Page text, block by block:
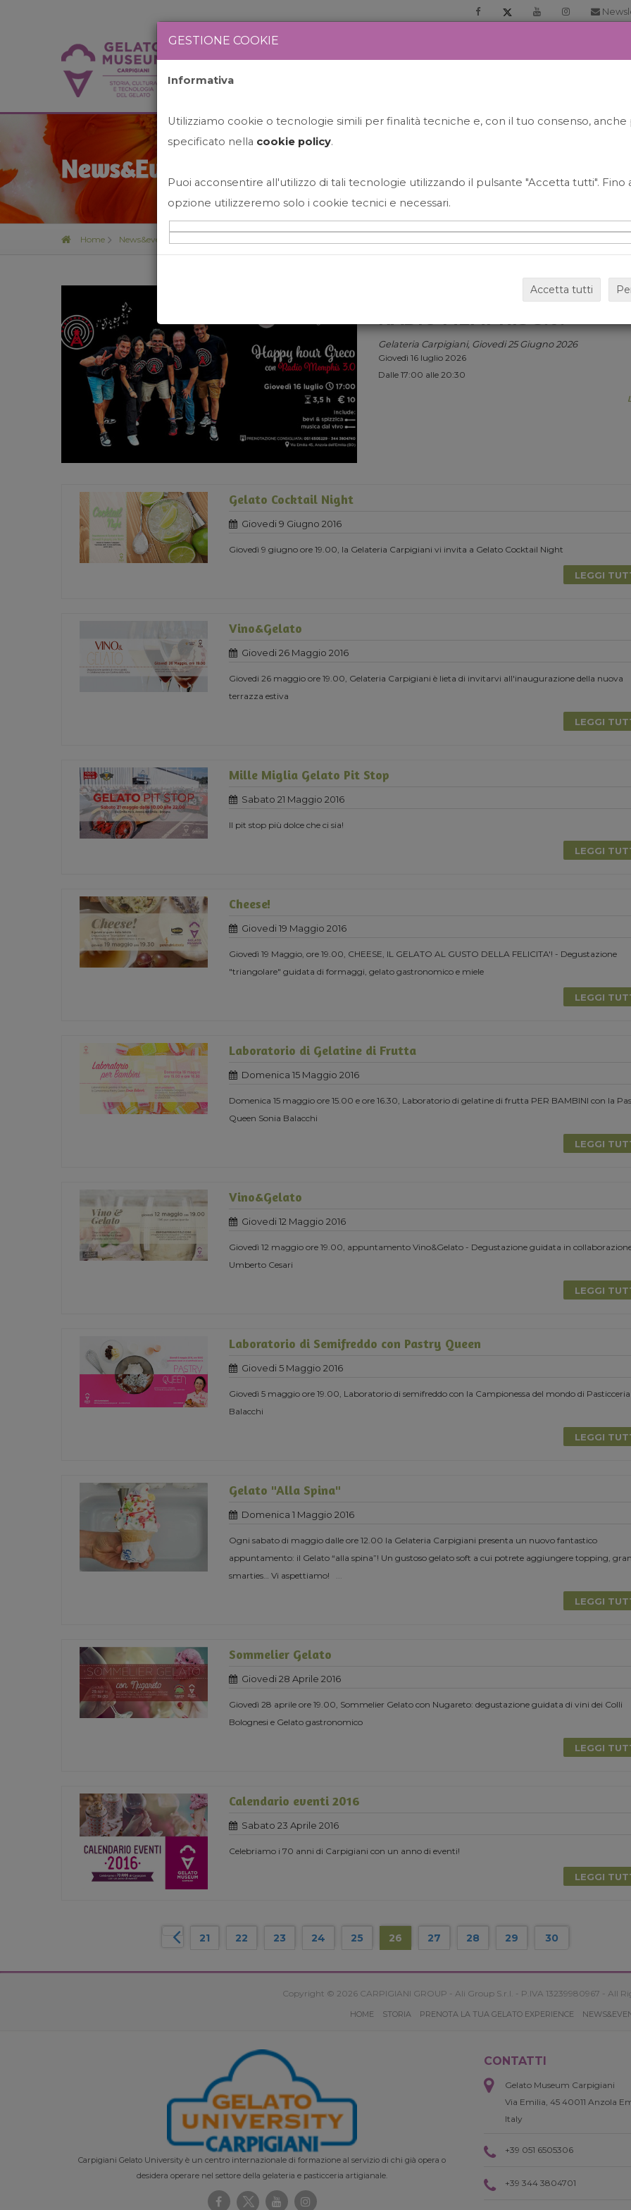
News&Events
Home News&events
HAPPY HOUR GRECO CON
RADIO MEMPHIS 3.0.
Gelateria Carpigiani, Giovedi 25 Giugno 2026
Giovedì 16 luglio 2026
Dalle 17:00 alle 20:30
Gelato Cocktail Night
Giovedi 9 Giugno 2016
Giovedì 9 giugno ore 19.00, la Gelateria Carpigiani vi invita a Gelato Cocktail Night
LEGGI
Vino&Gelato
Giovedi 26 Maggio 2016
Giovedi 26 maggio ore 19.00, Gelateria Carpigiani è lieta di invitarvi all'inaugurazione della nuova
terrazza estiva
LEGGI
Mille Miglia Gelato Pit Stop
Sabato 21 Maggio 2016
Il pit stop più dolce che ci sia!
LEGGI
Cheese!
Giovedi 19 Maggio 2016
Giovedì 19 Maggio, ore 19.00, CHEESE, IL GELATO AL GUSTO DELLA FELICITA'! - Degustazione
"triangolare" guidata di formaggi, gelato gastronomico e miele
LEGGI
Laboratorio di Gelatine di Frutta
Domenica 15 Maggio 2016
Domenica 15 maggio ore 15.00 e ore 16.30, Laboratorio di gelatine di frutta PER BAMBINI con la
Queen Sonia Balacchi
LEGGI
Vino&Gelato
Giovedi 12 Maggio 2016
Giovedì 12 maggio ore 19.00, appuntamento Vino&Gelato - Degustazione guidata in
Umberto Cesari
LEGGI
Laboratorio di Semifreddo con Pastry Queen
Giovedi 5 Maggio 2016
Giovedì 5 maggio ore 19.00, Laboratorio di semifreddo con la Campionessa del mondo di Pasticceria
Balacchi
LEGGI
Gelato "Alla Spina"
Domenica 1 Maggio 2016
Ogni sabato di maggio dalle ore 12.00 la Gelateria Carpigiani presenta un nuovo fantastico
appuntamento: il Gelato “alla spina”! Un gustoso gelato soft a cui potrete aggiungere topping,
smarties… Vi aspettiamo!
LEGGI
Sommelier Gelato
Giovedi 28 Aprile 2016
Giovedì 28 aprile ore 19.00, Sommelier Gelato con Nugareto: degustazione guidata di vini dei Colli
Bolognesi e Gelato gastronomico
LEGGI
Calendario eventi 2016
Sabato 23 Aprile 2016
Celebriamo i 70 anni di Carpigiani con un anno di eventi!
LEGGI
21 22 23 24 25 26 27 28 29 30
Copyright © 2026 CARPIGIANI GROUP - Ali Group S.r.l. - P.IVA 13239980967 - All
HOME STORIA PRENOTA LA TUA GELATO EXPERIENCE
Carpigiani Gelato University è un centro internazionale di formazione al servizio di chi già opera o
desidera operare nel settore della gelateria e pasticceria artigianale.
CONTATTI
Gelato Museum Carpigiani
Via Emilia, 45 40011 Anzola
Italy
+39 051 6505306
+39 344 3804701
GESTIONE COOKIE
Informativa
Utilizziamo cookie o tecnologie simili per finalità tecniche e, con il tuo consenso,
specificato nella cookie policy.
Puoi acconsentire all'utilizzo di tali tecnologie utilizzando il pulsante "Accetta tutti". Fino
opzione utilizzeremo solo i cookie tecnici e necessari.
Accetta tutti